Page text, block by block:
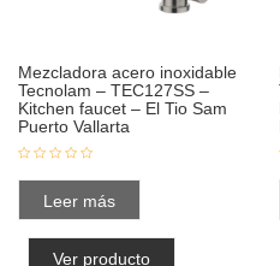
Mezcladora acero inoxidable
Tecnolam – TEC127SS –
Kitchen faucet – El Tio Sam
Puerto Vallarta
Leer más
Ver producto